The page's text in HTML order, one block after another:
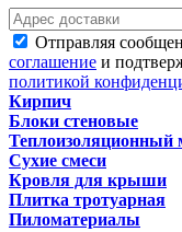
Отправляя
соглашение и
политикой
Кирпич
Блоки стеновые
Теплоизоляционный
Сухие смеси
Кровля для крыши
Плитка тротуарная
Пиломатериалы